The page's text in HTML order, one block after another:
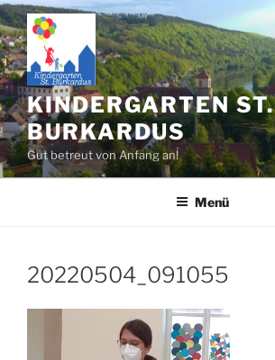
Zum
Inhalt
springen
KINDERGARTEN ST.
BURKARDUS
Gut betreut von Anfang an!
Menü
20220504_091055